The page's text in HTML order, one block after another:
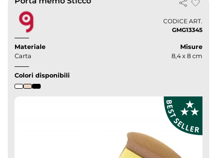
CODICE ART.
GMG13345
Materiale
Carta
Misure
8,4 x 8 cm
Colori disponibili